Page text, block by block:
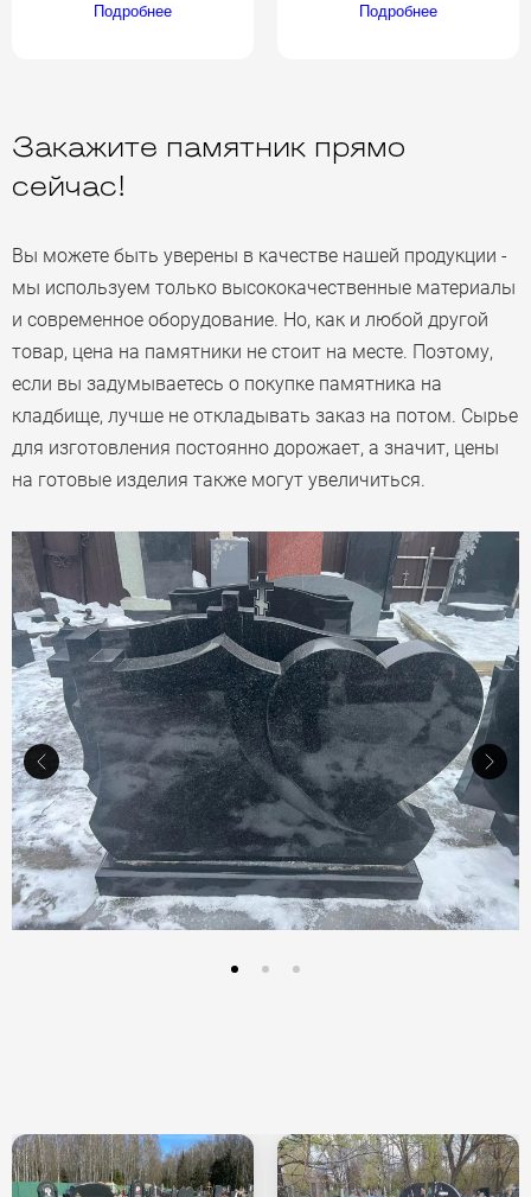
Подробнее Подробнее
Закажите памятник прямо
сейчас!
Вы можете быть уверены в качестве нашей продукции -
мы используем только высококачественные материалы
и современное оборудование. Но, как и любой другой
товар, цена на памятники не стоит на месте. Поэтому,
если вы задумываетесь о покупке памятника на
кладбище, лучше не откладывать заказ на потом. Сырье
для изготовления постоянно дорожает, а значит, цены
на готовые изделия также могут увеличиться.